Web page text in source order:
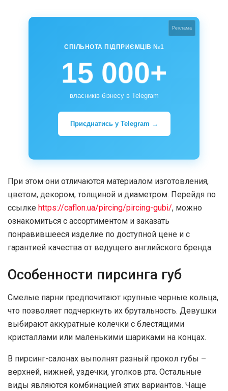
Реклама
СПІЛЬНОТА ПІДПРИЄМЦІВ №1
15 000+
власників бізнесу в Telegram
Приєднатись у Telegram →
При этом они отличаются материалом изготовления,
цветом, декором, толщиной и диаметром. Перейдя по
ссылке https://caflon.ua/pircing/pircing-gubi/, можно
ознакомиться с ассортиментом и заказать
понравившееся изделие по доступной цене и с
гарантией качества от ведущего английского бренда.
Особенности пирсинга губ
Смелые парни предпочитают крупные черные кольца,
что позволяет подчеркнуть их брутальность. Девушки
выбирают аккуратные колечки с блестящими
кристаллами или маленькими шариками на концах.
В пирсинг-салонах выполнят разный прокол губы –
верхней, нижней, уздечки, уголков рта. Остальные
виды являются комбинацией этих вариантов. Чаще